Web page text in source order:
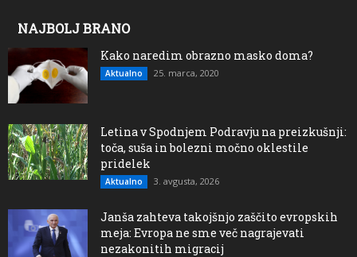
NAJBOLJ BRANO
Kako naredim obrazno masko doma?
Aktualno 25. marca, 2020
Letina v Spodnjem Podravju na preizkušnji:
toča, suša in bolezni močno oklestile
pridelek
Aktualno 3. avgusta, 2026
Janša zahteva takojšnjo zaščito evropskih
meja: Evropa ne sme več nagrajevati
nezakonitih migracij